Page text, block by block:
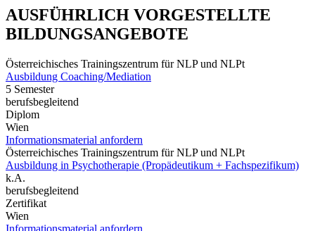
AUSFÜHRLICH VORGESTELLTE
BILDUNGSANGEBOTE
Österreichisches Trainingszentrum für NLP und NLPt
Ausbildung Coaching/Mediation
5 Semester
berufsbegleitend
Diplom
Wien
Informationsmaterial anfordern
Österreichisches Trainingszentrum für NLP und NLPt
Ausbildung in Psychotherapie (Propädeutikum + Fachspezifikum)
k.A.
berufsbegleitend
Zertifikat
Wien
Informationsmaterial anfordern